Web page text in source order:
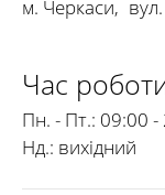
м. Черкаси,
Час
Пн. - Пт.: 09:00 -
Нд.: вихідний